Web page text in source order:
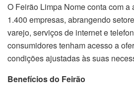
O Feirão Limpa Nome conta com a
1.400 empresas, abrangendo
varejo, serviços de internet e
consumidores tenham acesso a
condições ajustadas às suas
Benefícios do Feirão